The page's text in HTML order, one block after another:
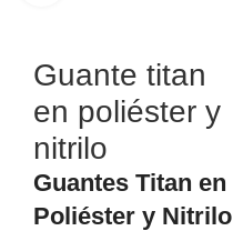
Guante titan
en poliéster y
nitrilo
Guantes Titan en
Poliéster y Nitrilo